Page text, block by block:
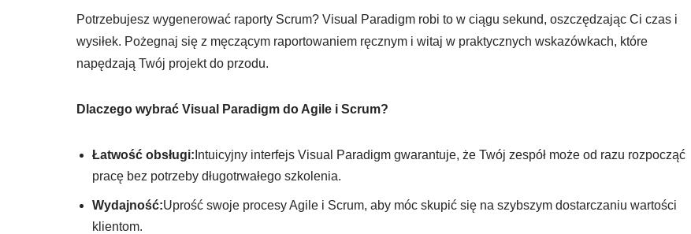
Potrzebujesz wygenerować raporty Scrum? Visual Paradigm robi to w ciągu sekund, oszczędzając Ci czas i
wysiłek. Pożegnaj się z męczącym raportowaniem ręcznym i witaj w praktycznych wskazówkach, które
napędzają Twój projekt do przodu.
Dlaczego wybrać Visual Paradigm do Agile i Scrum?
Łatwość obsługi: Intuicyjny interfejs Visual Paradigm gwarantuje, że Twój zespół może od razu rozpocząć
pracę bez potrzeby długotrwałego szkolenia.
Wydajność:Uprość swoje procesy Agile i Scrum, aby móc skupić się na szybszym dostarczaniu wartości
klientom.